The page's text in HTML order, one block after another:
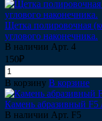
Щетка полировочная
углового наконечника.
В наличии Арт. 4
150₽
В корзину В корзине
Камень абразивный
В наличии Арт. F5